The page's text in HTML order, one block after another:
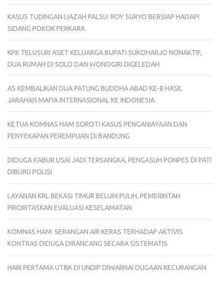
KASUS TUDINGAN IJAZAH PALSU: ROY SURYO BERSIAP HADAPI
SIDANG POKOK PERKARA
KPK TELUSURI ASET KELUARGA BUPATI SUKOHARJO NONAKTIF,
DUA RUMAH DI SOLO DAN WONOGIRI DIGELEDAH
AS KEMBALIKAN DUA PATUNG BUDDHA ABAD KE-8 HASIL
JARAHAN MAFIA INTERNASIONAL KE INDONESIA
KETUA KOMNAS HAM SOROTI KASUS PENGANIAYAAN DAN
PENYEKAPAN PEREMPUAN DI BANDUNG
DIDUGA KABUR USAI JADI TERSANGKA, PENGASUH PONPES DI PATI
DIBURU POLISI
LAYANAN KRL BEKASI TIMUR BELUM PULIH, PEMERINTAH
PRIORITASKAN EVALUASI KESELAMATAN
KOMNAS HAM: SERANGAN AIR KERAS TERHADAP AKTIVIS
KONTRAS DIDUGA DIRANCANG SECARA SISTEMATIS
HARI PERTAMA UTBK DI UNDIP DIWARNAI DUGAAN KECURANGAN